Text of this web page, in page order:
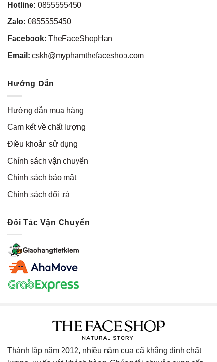
Hotline: 0855555450
Zalo: 0855555450
Facebook: TheFaceShopHan
Email: cskh@myphamthefaceshop.com
Hướng Dẫn
Hướng dẫn mua hàng
Cam kết về chất lượng
Điều khoản sử dụng
Chính sách vận chuyển
Chính sách bảo mật
Chính sách đổi trả
Đối Tác Vận Chuyển
Thành lập năm 2012, nhiều năm qua đã khẳng định chất